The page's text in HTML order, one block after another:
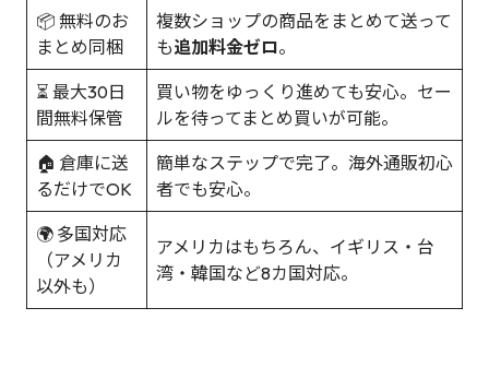
📦 無料のお
まとめ同梱
複数ショップの商品をまとめて送って
も追加料金ゼロ。
⏳ 最大30日
間無料保管
買い物をゆっくり進めても安心。セー
ルを待ってまとめ買いが可能。
🏠 倉庫に送
るだけでOK
簡単なステップで完了。海外通販初心
者でも安心。
🌍 多国対応
（アメリカ
以外も）
アメリカはもちろん、イギリス・台
湾・韓国など8カ国対応。